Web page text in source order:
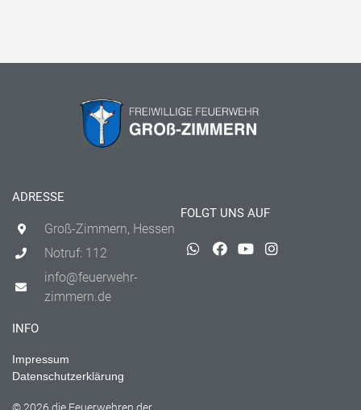
ADRESSE
Groß-Zimmern, Hessen
Notruf: 112
info@feuerwehr-
zimmern.de
FOLGT UNS AUF
INFO
Impressum
Datenschutzerklärung